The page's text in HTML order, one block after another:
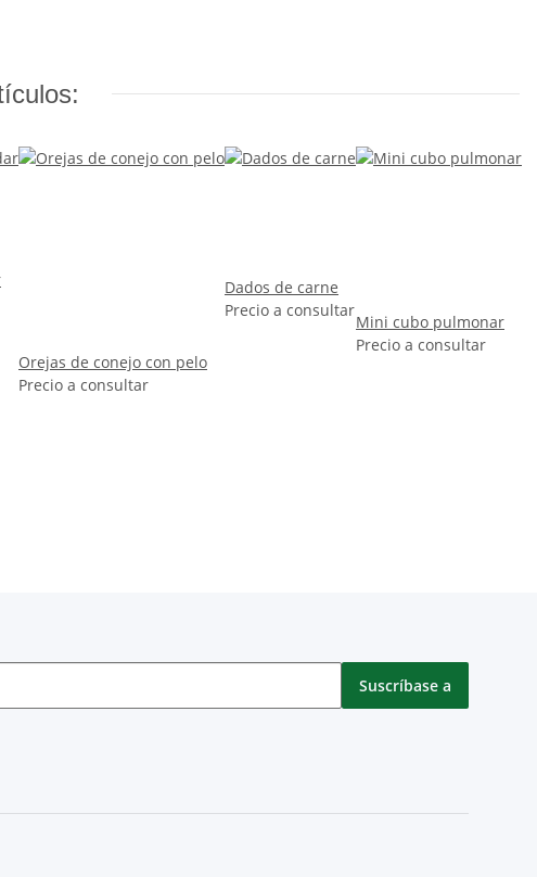
Orejas de conejo con pelo
Precio a consultar
Dados de carne
Precio a consultar
Mini cubo pulmonar
Precio a consultar
Suscríbase a